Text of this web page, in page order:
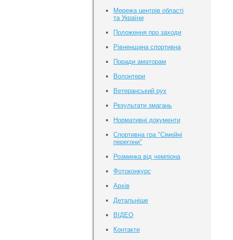
Мережа центрів області
та України
Положення про заходи
Рівненщина спортивна
Поради аматорам
Волонтери
Ветеранський рух
Результати змагань
Нормативні документи
Спортивна гра "Сімейні
перегони"
Розминка від чемпіона
Фотоконкурс
Архів
Детальніше
ВІДЕО
Контакти